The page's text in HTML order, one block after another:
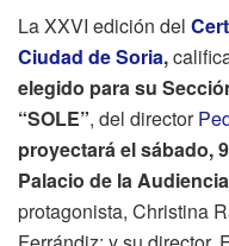
La XXVI edición del
Ciudad de Soria,
elegido para su
“SOLE”, del director
proyectará el sábado,
Palacio de la Audiencia
protagonista, Christina